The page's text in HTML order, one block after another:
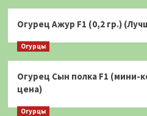
Огурец Ажур F1 (0,2 гр.)
Огурцы
Огурец Сын полка F1 (мини-
цена)
Огурцы